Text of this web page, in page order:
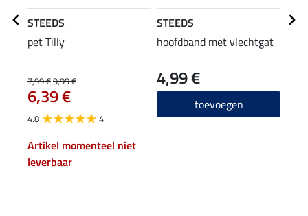
STEEDS
pet Tilly
7,99 €9,99 €
6,39 €
4.8 4
Artikel momenteel niet
leverbaar
STEEDS
hoofdband met vlechtgat
4,99 €
toevoegen